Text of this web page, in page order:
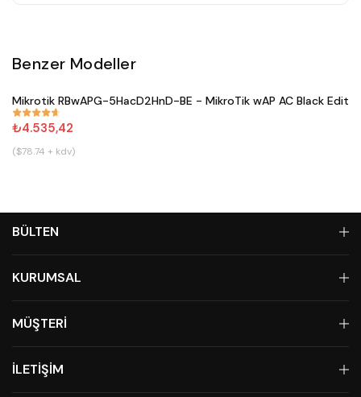
Benzer Modeller
#671
Mikrotik RBwAPG-5HacD2HnD-BE - MikroTik wAP AC Black
₺4.535,42
($78.74 + kdv)
BÜLTEN
KURUMSAL
MÜŞTERİ
İLETİŞİM